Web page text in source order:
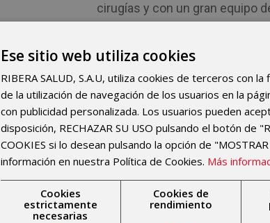
cirugías y con un gran equipo
puedes llevar a cabo en
Estaremos
Mostrar registros
UNIDADES
TRAUMATOLOGIA
REUMATOLOGIA
Ese sitio web utiliza cookies
RIBERA SALUD, S.A.U, utiliza cookies de terceros con
de la utilización de navegación de los usuarios en la
con publicidad personalizada. Los usuarios pueden
disposición, RECHAZAR SU USO pulsando el botón de
COOKIES si lo desean pulsando la opción de
información en nuestra Política de Cookies. Más
Cookies
estrictamente
necesarias
Cookies de
rendimiento